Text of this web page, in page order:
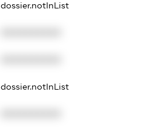
dossier.notInList
dossier.notInList